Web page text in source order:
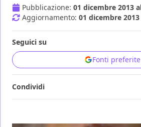
Pubblicazione: 01 dicembre 2013
Aggiornamento: 01 dicembre
Seguici su
Fonti preferite
Condividi